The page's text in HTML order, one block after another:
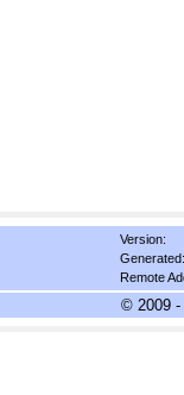
Version:
Remote
© 2009 -